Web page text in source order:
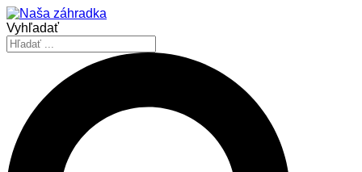
Vyhľadať